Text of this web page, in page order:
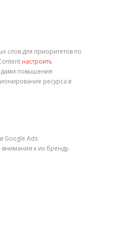
слов для приоритетов по
настроить
повышения
ресурса в
Google Ads
к их бренду.